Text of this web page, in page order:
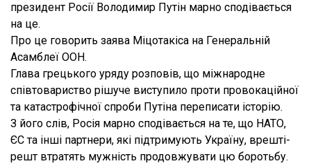
президент Росії Володимир Путін марно сподівається
на це.
Про це говорить заява Міцотакіса на Генеральній
Асамблеї ООН.
Глава грецького уряду розповів, що міжнародне
співтовариство рішуче виступило проти провокаційної
та катастрофічної спроби Путіна переписати історію.
З його слів, Росія марно сподівається на те, що НАТО,
ЄС та інші партнери, які підтримують Україну, врешті-
решт втратять мужність продовжувати цю боротьбу.